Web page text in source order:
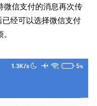
微信支付的消息再次传
经可以选择微信支付